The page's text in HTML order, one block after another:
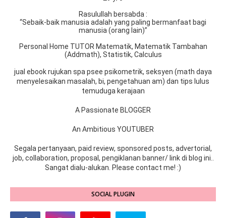
Rasulullah bersabda :
“Sebaik-baik manusia adalah yang paling bermanfaat bagi
manusia (orang lain)”
Personal Home TUTOR Matematik, Matematik Tambahan
(Addmath), Statistik, Calculus
jual ebook rujukan spa psee psikometrik, seksyen (math daya
menyelesaikan masalah, bi, pengetahuan am) dan tips lulus
temuduga kerajaan
A Passionate BLOGGER
An Ambitious YOUTUBER
Segala pertanyaan, paid review, sponsored posts, advertorial,
job, collaboration, proposal, pengiklanan banner/ link di blog ini..
Sangat dialu-alukan. Please contact me! :)
SOCIAL PLUGIN